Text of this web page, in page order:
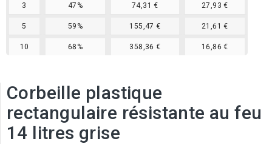
3 47% 74,31 € 27,93 €
5 59% 155,47 € 21,61 €
10 68% 358,36 € 16,86 €
Corbeille plastique
rectangulaire résistante au feu
14 litres grise